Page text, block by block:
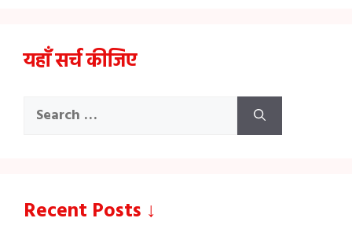
यहाँ सर्च कीजिए
Search
Recent Posts ↓